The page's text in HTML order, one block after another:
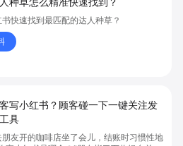
快速找到最匹配的达人种草？
写小红书？顾客碰一下一键关注发
具
友开的咖啡店坐了会儿，结账时习惯性地